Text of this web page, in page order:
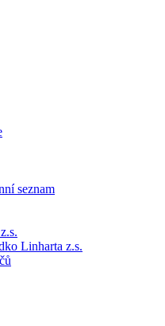
seznam
Linharta z.s.